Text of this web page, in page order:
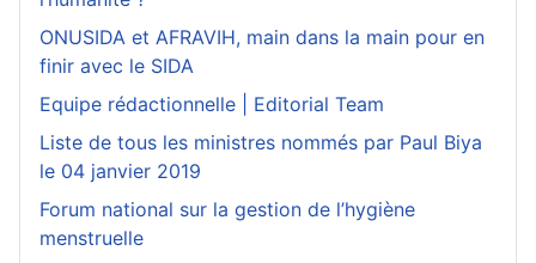
ONUSIDA et AFRAVIH, main dans la main pour en
finir avec le SIDA
Equipe rédactionnelle | Editorial Team
Liste de tous les ministres nommés par Paul Biya
le 04 janvier 2019
Forum national sur la gestion de l’hygiène
menstruelle